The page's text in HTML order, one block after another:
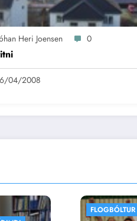
Heri Joensen 0
04/2008
IKKI BÓLKAÐ